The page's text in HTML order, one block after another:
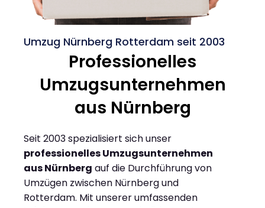
Umzug Nürnberg Rotterdam seit 2003
Professionelles
Umzugsunternehmen
aus Nürnberg
Seit 2003 spezialisiert sich unser
professionelles Umzugsunternehmen
aus Nürnberg auf die Durchführung von
Umzügen zwischen Nürnberg und
Rotterdam. Mit unserer umfassenden